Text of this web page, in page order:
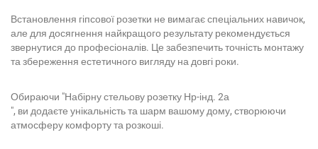
Встановлення гіпсової розетки не вимагає спеціальних навичок,
але для досягнення найкращого результату рекомендується
звернутися до професіоналів. Це забезпечить точність монтажу
та збереження естетичного вигляду на довгі роки.
Обираючи "Набірну стельову розетку Нр-інд. 2а
", ви додаєте унікальність та шарм вашому дому, створюючи
атмосферу комфорту та розкоші.